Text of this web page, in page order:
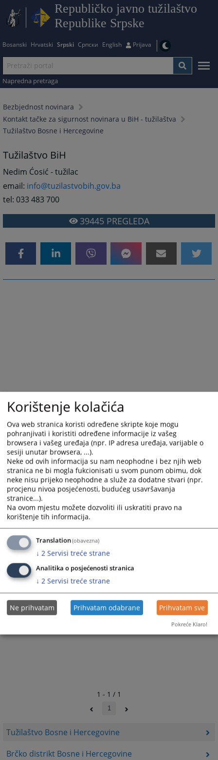
Republičko javno tužilaštvo
Republike Srpske
Bosanski Hrvatski Srpski Српски English Prijava
Napredna pretraga
Bezbjednost novinara
Kontakt tačke za sigurnost novinara u BiH - tužilaštva
Tužilaštvo Bosne i Hercegovine
Tužilaštvo Bosne i Hercegovine
Brčko distrikt Bosne i Hercegovine
Tužilaštvo BiH
Nedim Ćosić - tužilac
email: info@tuzilastvobih.gov.ba
tel: 033 483 700
39445 PREGLEDA
1 - 1 / 1
1
Korištenje kolačića
Ova web stranica koristi određene skripte koje mogu
pohranjivati i koristiti određene informacije iz vašeg
browsera i vašeg uređaja (npr. IP adresa uređaja, varijable o
sesiji unutar browsera, ...).
Neke od ovih informacija su nam neophodne i bez njih web
stranica ne bi mogla fukcionisati u svom punom obimu, dok
neke nisu prijeko neophodne a služe za dodatne stvari (npr.
procjenu nivoa posjećenosti, budućeg usavršavanja
stranice...).
Na ovom mjestu možete dozvoliti ili uskratiti pravo na
korištenje tih informacija.
Translation(obavezna)
↓ 2 Servisi treće strane
Analitika o posjećenosti stranica
↓ 2 Servisi treće strane
Ne prihvatam Prihvatam odabrane Prihvatam sve
Pokreće Klaro!